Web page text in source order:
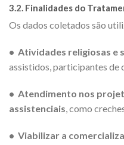
3.2. Finalidades do
Os dados coletados são
• Atividades religiosas e
assistidos, participantes de
• Atendimento nos
assistenciais, como
• Viabilizar a